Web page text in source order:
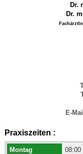
Dr.
Dr.
E-
Praxiszeiten :
Montag
08:00